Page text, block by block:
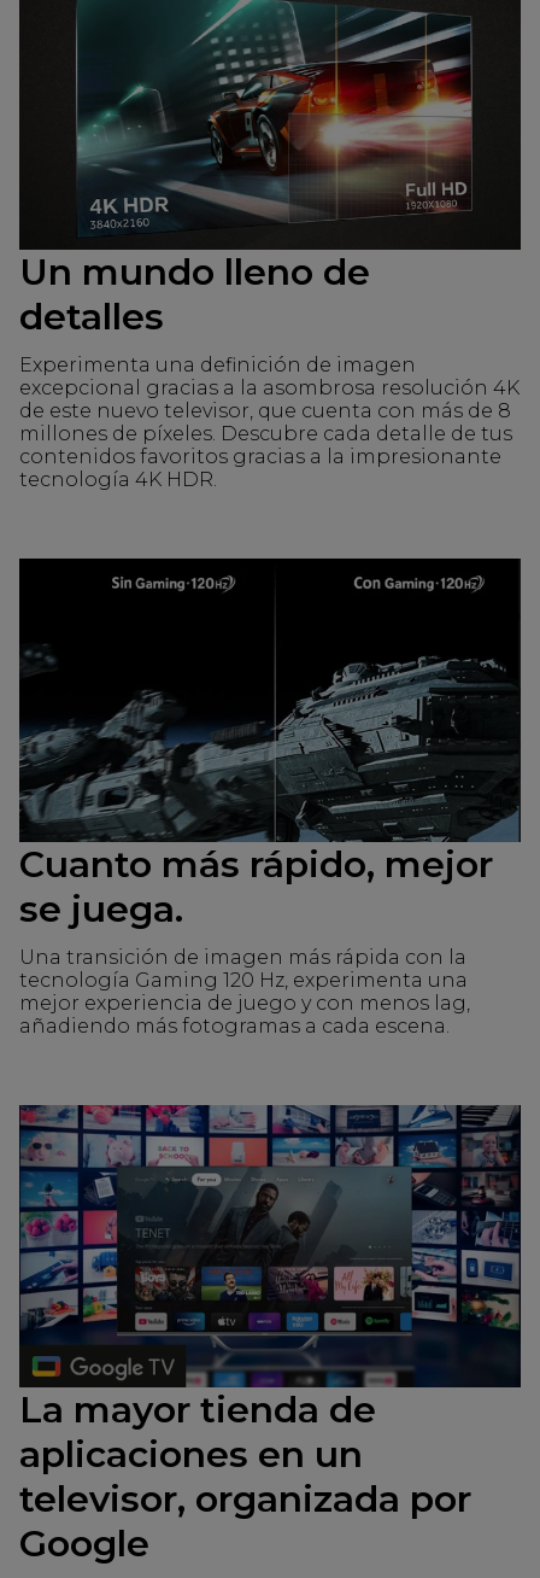
Un mundo lleno de
detalles
Experimenta una definición de imagen
excepcional gracias a la asombrosa resolución 4K
de este nuevo televisor, que cuenta con más de 8
millones de píxeles. Descubre cada detalle de tus
contenidos favoritos gracias a la impresionante
tecnología 4K HDR.
Cuanto más rápido, mejor
se juega.
Una transición de imagen más rápida con la
tecnología Gaming 120 Hz, experimenta una
mejor experiencia de juego y con menos lag,
añadiendo más fotogramas a cada escena.
La mayor tienda de
aplicaciones en un
televisor, organizada por
Google